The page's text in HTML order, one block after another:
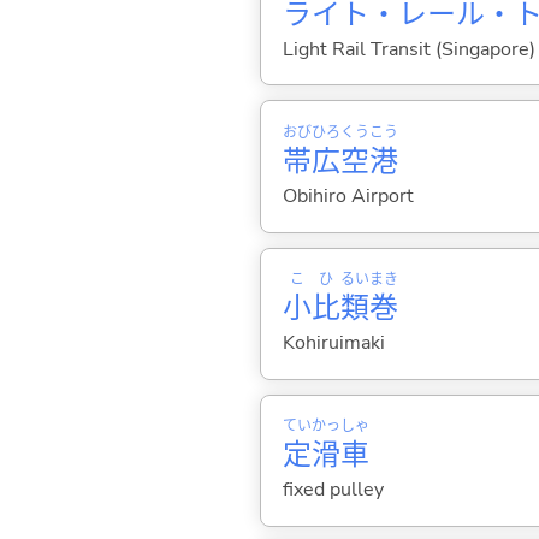
ライト・レール・
Light Rail Transit (Singapore)
帯
おび
広
ひろ
空
くう
港
こう
Obihiro Airport
小
こ
比
ひ
類
るい
巻
まき
Kohiruimaki
定
てい
滑
かっ
車
しゃ
fixed pulley